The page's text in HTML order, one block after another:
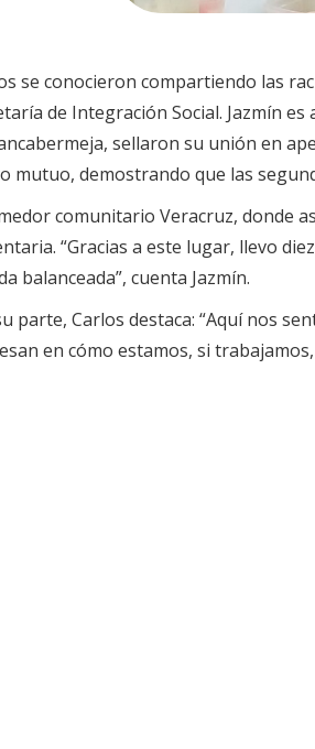
se conocieron compartiendo las
de Integración Social. Jazmín
sellaron su unión en
mutuo, demostrando que las
comunitario Veracruz, donde
“Gracias a este lugar, llevo
balanceada”, cuenta Jazmín.
parte, Carlos destaca: “Aquí nos
en cómo estamos, si